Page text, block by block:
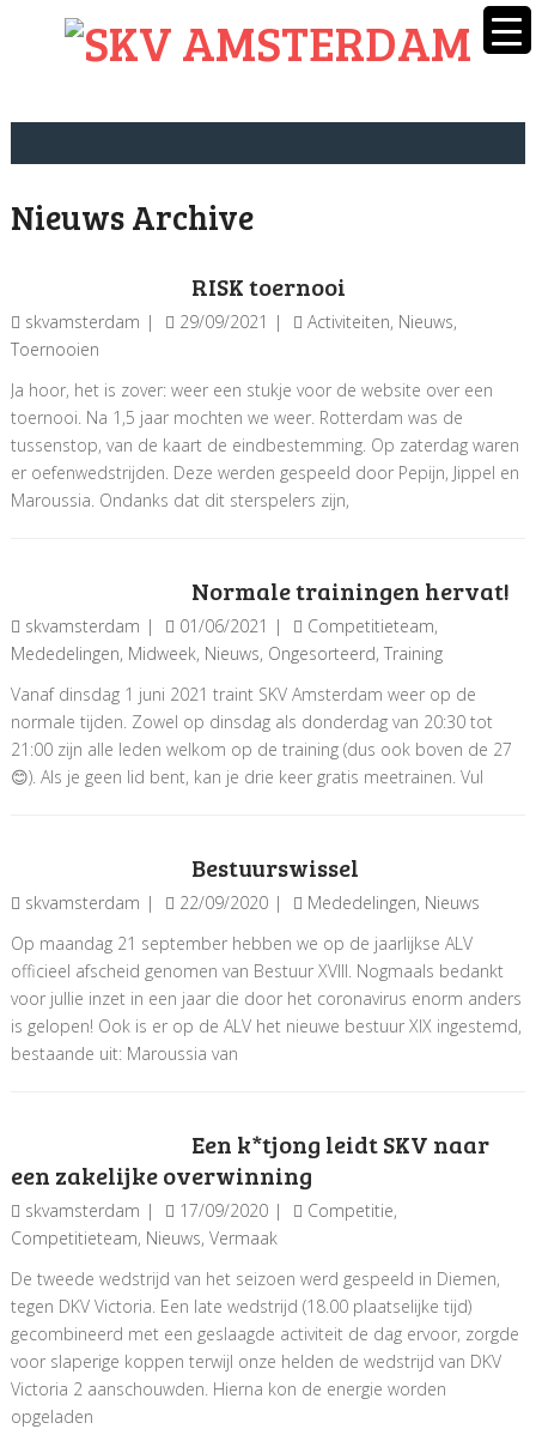
Nieuws Archive
RISK toernooi
skvamsterdam 29/09/2021 Activiteiten, Nieuws,
Toernooien
Ja hoor, het is zover: weer een stukje voor de website over een
toernooi. Na 1,5 jaar mochten we weer. Rotterdam was de
tussenstop, van de kaart de eindbestemming. Op zaterdag waren
er oefenwedstrijden. Deze werden gespeeld door Pepijn, Jippel en
Maroussia. Ondanks dat dit sterspelers zijn,
Normale trainingen hervat!
skvamsterdam 01/06/2021 Competitieteam,
Mededelingen, Midweek, Nieuws, Ongesorteerd, Training
Vanaf dinsdag 1 juni 2021 traint SKV Amsterdam weer op de
normale tijden. Zowel op dinsdag als donderdag van 20:30 tot
21:00 zijn alle leden welkom op de training (dus ook boven de 27
😊). Als je geen lid bent, kan je drie keer gratis meetrainen. Vul
Bestuurswissel
skvamsterdam 22/09/2020 Mededelingen, Nieuws
Op maandag 21 september hebben we op de jaarlijkse ALV
officieel afscheid genomen van Bestuur XVIII. Nogmaals bedankt
voor jullie inzet in een jaar die door het coronavirus enorm anders
is gelopen! Ook is er op de ALV het nieuwe bestuur XIX ingestemd,
bestaande uit: Maroussia van
Een k*tjong leidt SKV naar
een zakelijke overwinning
skvamsterdam 17/09/2020 Competitie,
Competitieteam, Nieuws, Vermaak
De tweede wedstrijd van het seizoen werd gespeeld in Diemen,
tegen DKV Victoria. Een late wedstrijd (18.00 plaatselijke tijd)
gecombineerd met een geslaagde activiteit de dag ervoor, zorgde
voor slaperige koppen terwijl onze helden de wedstrijd van DKV
Victoria 2 aanschouwden. Hierna kon de energie worden
opgeladen